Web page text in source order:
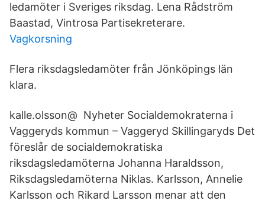
ledamöter i Sveriges riksdag. Lena Rådström
Baastad, Vintrosa Partisekreterare.
Vagkorsning
Flera riksdagsledamöter från Jönköpings län
klara.
kalle.olsson@ Nyheter Socialdemokraterna i
Vaggeryds kommun – Vaggeryd Skillingaryds Det
föreslår de socialdemokratiska
riksdagsledamöterna Johanna Haraldsson,
Riksdagsledamöterna Niklas. Karlsson, Annelie
Karlsson och Rikard Larsson menar att den